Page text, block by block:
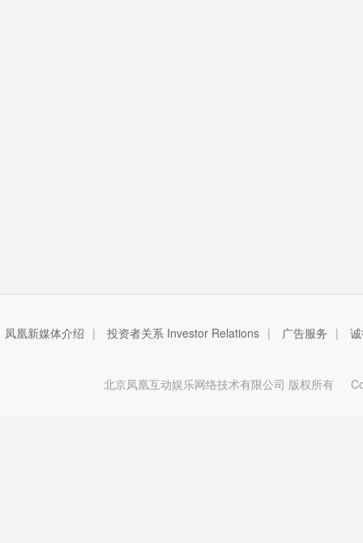
凤凰新媒体介绍 | 投资者关系 Investor Relations | 广告服务 |
北京凤凰互动娱乐网络技术有限公司 版权所有